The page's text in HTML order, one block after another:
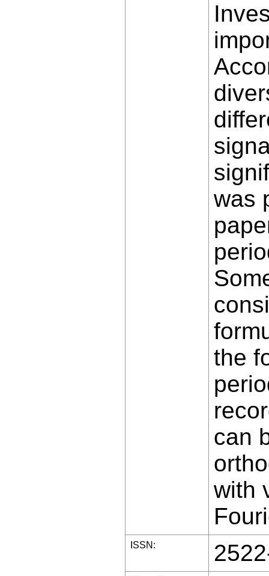
was
the
can
with
ISSN: